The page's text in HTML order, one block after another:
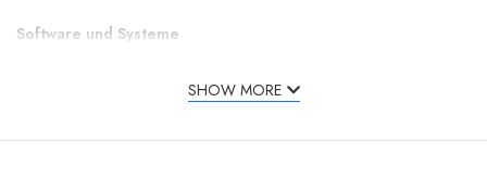
Software und Systeme
Link für die Version 2021 und andere ältere Versionen (2015 bis 2017)
SHOW MORE